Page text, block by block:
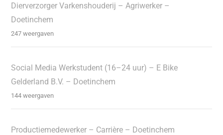
Dierverzorger Varkenshouderij – Agriwerker –
Doetinchem
247 weergaven
Social Media Werkstudent (16–24 uur) – E Bike
Gelderland B.V. – Doetinchem
144 weergaven
Productiemedewerker – Carrière – Doetinchem